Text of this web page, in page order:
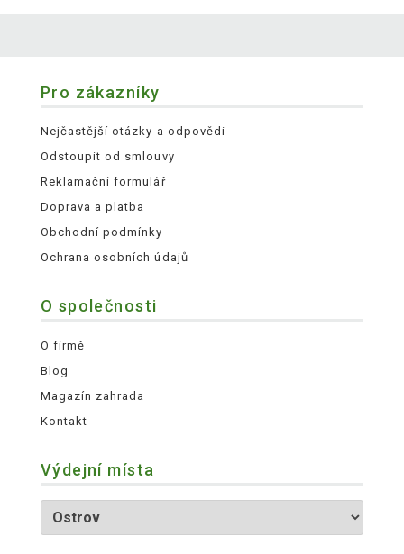
Pro zákazníky
Nejčastější otázky a odpovědi
Odstoupit od smlouvy
Reklamační formulář
Doprava a platba
Obchodní podmínky
Ochrana osobních údajů
O společnosti
O firmě
Blog
Magazín zahrada
Kontakt
Výdejní místa